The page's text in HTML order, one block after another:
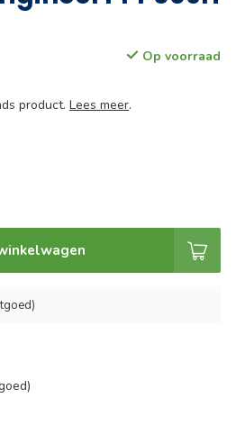
Op voorraad
product.Lees meer.